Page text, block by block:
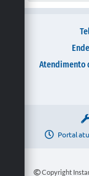
Atendimento
Portal
Copyright